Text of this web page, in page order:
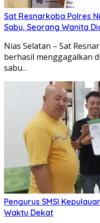
Sat Resnarkoba Polres
Sabu, Seorang Wanita
Nias Selatan – Sat
berhasil menggagalkan
sabu…
Pengurus SMSI
Waktu Dekat